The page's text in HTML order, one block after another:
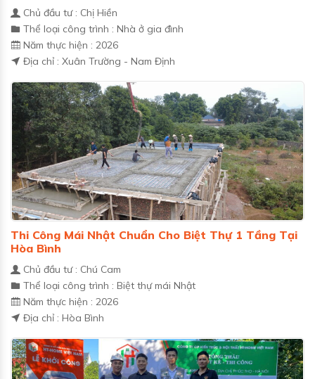
Chủ đầu tư : Chị Hiền
Thể loại công trình : Nhà ở gia đình
Năm thực hiện : 2026
Địa chỉ : Xuân Trường - Nam Định
Thi Công Mái Nhật Chuẩn Cho Biệt Thự 1 Tầng Tại
Hòa Bình
Chủ đầu tư : Chú Cam
Thể loại công trình : Biệt thự mái Nhật
Năm thực hiện : 2026
Địa chỉ : Hòa Bình